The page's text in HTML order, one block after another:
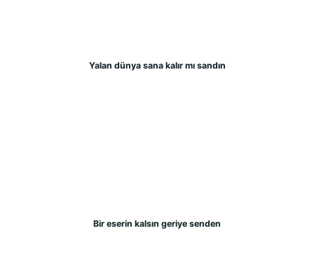
Yalan dünya sana kalır mı sandın
Bir eserin kalsın geriye senden